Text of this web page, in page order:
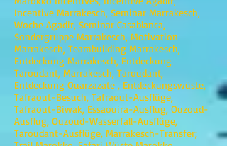
Incentive Marrakesch, Seminar Marrakesch,
Woche Agadir, Seminar Casablanca,
Sondergruppe Marrakesch, Motivation
Marrakesch, Teambuilding Marrakesch,
Entdeckung Marrakesch, Entdeckung
Taroudant, Marrakesch, Taroudant,
Entdeckung Ouarzazate , Entdeckungswüste,
Tafraout-Besuch, Tafraout-Ausflüge,
Tafraout-Biwak, Essaouira-Ausflug, Ouzoud-
Ausflug, Ouzoud-Wasserfall-Ausflüge,
Taroudant-Ausflüge, Marrakesch-Transfer;